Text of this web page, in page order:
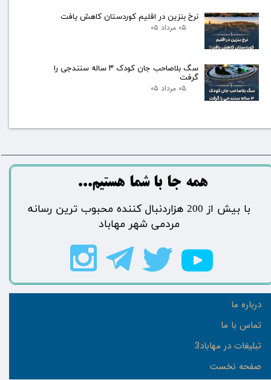
نرخ بنزین در اقلیم کوردستان کاهش یافت
۰۵ مرداد ۰۵
سگ بلاصاحب جان کودک ۳ ساله سنندجی را
گرفت
۰۵ مرداد ۰۵
درباره ما
تماس با ما
تبلیغات در مهاباد3
صفحه نخست
​​​همه جا با شما هستیم...​​​​​​​​​​​​​​
​با بیش از 200 هزاردنبال کننده محبوب ترین رسانه
مردمی شهر مهاباد​​​​​​​​​​​​​​